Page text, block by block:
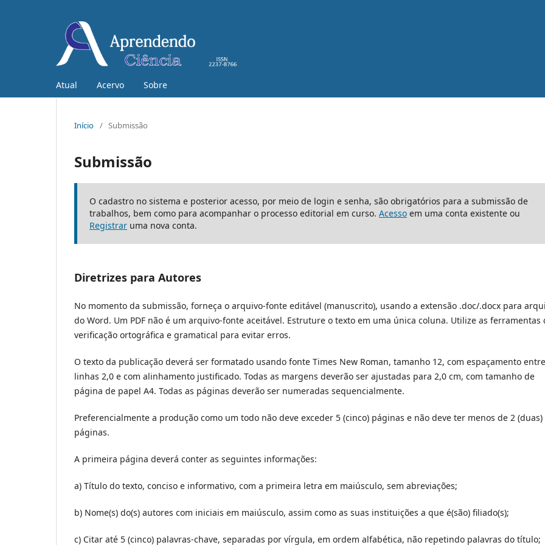
Atual Acervo Sobre
Início / Submissão
Submissão
O cadastro no sistema e posterior acesso, por meio de login e senha, são obrigatórios para a submissão de
trabalhos, bem como para acompanhar o processo editorial em curso. Acesso em uma conta existente ou
Registrar uma nova conta.
Diretrizes para Autores
No momento da submissão, forneça o arquivo-fonte editável (manuscrito), usando a extensão .doc/.docx para
do Word. Um PDF não é um arquivo-fonte aceitável. Estruture o texto em uma única coluna. Utilize as ferramentas
verificação ortográfica e gramatical para evitar erros.
O texto da publicação deverá ser formatado usando fonte Times New Roman, tamanho 12, com espaçamento entre
linhas 2,0 e com alinhamento justificado. Todas as margens deverão ser ajustadas para 2,0 cm, com tamanho de
página de papel A4. Todas as páginas deverão ser numeradas sequencialmente.
Preferencialmente a produção como um todo não deve exceder 5 (cinco) páginas e não deve ter menos de 2 (duas)
páginas.
A primeira página deverá conter as seguintes informações:
a) Título do texto, conciso e informativo, com a primeira letra em maiúsculo, sem abreviações;
b) Nome(s) do(s) autores com iniciais em maiúsculo, assim como as suas instituições a que é(são) filiado(s);
c) Citar até 5 (cinco) palavras-chave, separadas por vírgula, em ordem alfabética, não repetindo palavras do título;